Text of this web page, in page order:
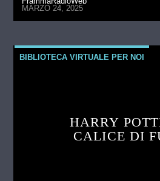
MARZO 24, 2025
BIBLIOTECA VIRTUALE PER NOI
HARRY
CALICE DI